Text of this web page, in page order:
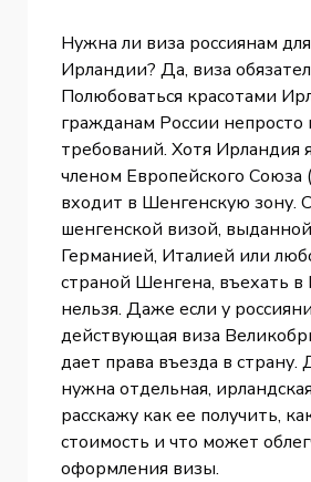
Нужна ли виза россиянам
Ирландии? Да, виза
Полюбоваться красотами
гражданам России непросто
требований. Хотя Ирландия
членом Европейского Союза
входит в Шенгенскую зону.
шенгенской визой,
Германией, Италией или
страной Шенгена, въехать
нельзя. Даже если у
действующая виза
дает права въезда в
нужна отдельная,
расскажу как ее получить,
стоимость и что может
оформления визы.